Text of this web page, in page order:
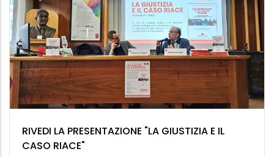
RIVEDI LA PRESENTAZIONE "LA GIUSTIZIA E IL
CASO RIACE"